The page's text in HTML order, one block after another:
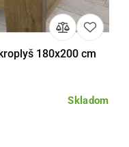
Do košíka
180x200 cm
Skladom